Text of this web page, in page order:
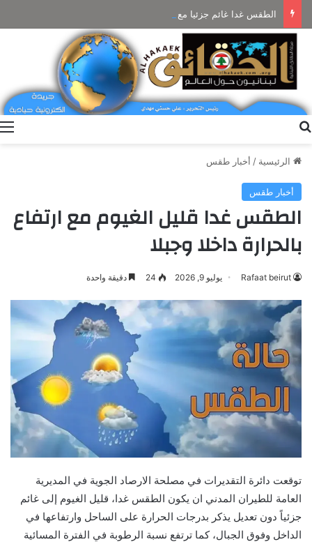
الرئيسية / أخبار طقس
أخبار طقس
الطقس غدا قليل الغيوم مع ارتفاع
بالحرارة داخلا وجبلا
Rafaat beirut يوليو 9, 2026 24 دقيقة واحدة
توقعت دائرة التقديرات في مصلحة الارصاد الجوية في المديرية
العامة للطيران المدني ان يكون الطقس غدا، قليل الغيوم إلى غائم
جزئياً دون تعديل يذكر بدرجات الحرارة على الساحل وارتفاعها في
الداخل وفوق الجبال، كما ترتفع نسبة الرطوبة في الفترة المسائية